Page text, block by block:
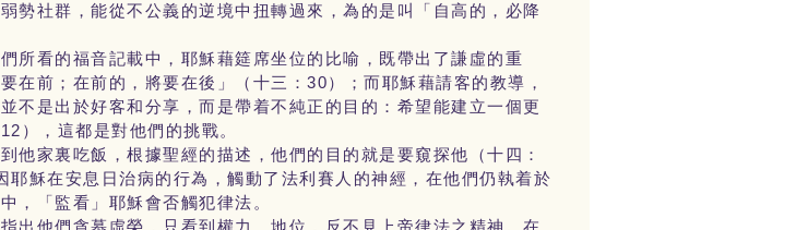
勢社群，能從不公義的逆境中扭轉過來，為的是叫「自高的，必降
所看的福音記載中，耶穌藉筵席坐位的比喻，既帶出了謙虛的重
在前；在前的，將要在後」（十三：30）；而耶穌藉請客的教導，
不是出於好客和分享，而是帶着不純正的目的：希望能建立一個更
），這都是對他們的挑戰。
他家裏吃飯，根據聖經的描述，他們的目的就是要窺探他（十四：
穌在安息日治病的行為，觸動了法利賽人的神經，在他們仍執着於
，「監看」耶穌會否觸犯律法。
出他們貪慕虛榮，只看到權力、地位，反不見上帝律法之精神。在